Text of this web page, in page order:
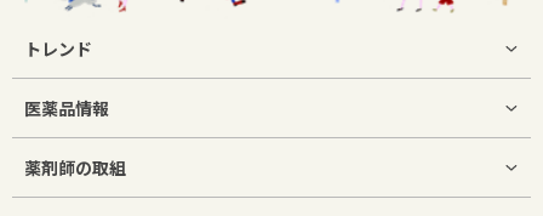
トレンド
医薬品情報
薬剤師の取組